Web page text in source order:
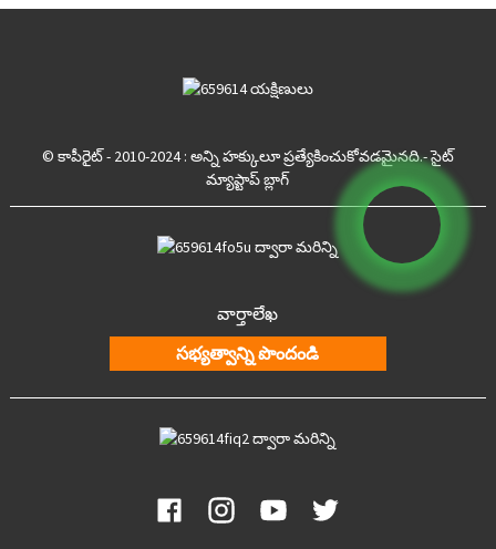
© కాపీరైట్ - 2010-2024 : అన్ని హక్కులూ ప్రత్యేకించుకోవడమైనది.- సైట్
మ్యాప్టాప్ బ్లాగ్
వార్తాలేఖ
సభ్యత్వాన్ని పొందండి